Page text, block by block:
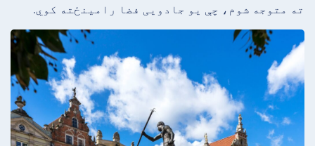
ته متوجه شوم، چې یو جادویی فضا رامینځته کوي.